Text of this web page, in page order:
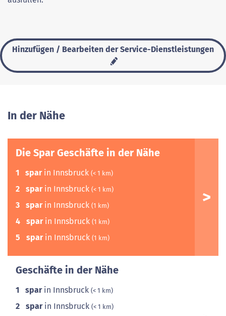
Hinzufügen / Bearbeiten der Service-Dienstleistungen
In der Nähe
Die Spar Geschäfte in der Nähe
1 sparin Innsbruck (< 1 km)
2 sparin Innsbruck (< 1 km)
3 sparin Innsbruck (1 km)
4 sparin Innsbruck (1 km)
5 sparin Innsbruck (1 km)
Geschäfte in der Nähe
1 sparin Innsbruck (< 1 km)
2 sparin Innsbruck (< 1 km)